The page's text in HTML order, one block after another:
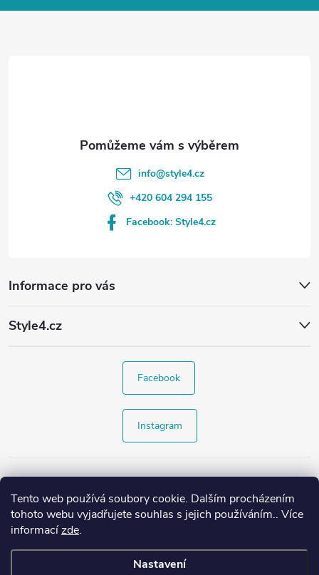
Tento web používá soubory cookie. Dalším procházením
tohoto webu vyjadřujete souhlas s jejich používáním.. Více
informacízde.
Nastavení
a
Informace pro vás
Style4.cz
info@style4.cz
+420 604 294 155
Facebook: Style4.cz
Facebook
Instagram